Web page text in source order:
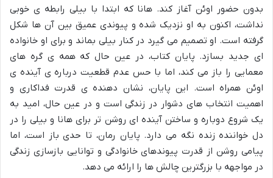
بدون حضور اوئن آغاز کند. هانا که ابتدا با بیلی رابطه ی خوبی
نداشت، اکنون به او نزدیک شده و پیوندی عمیق بین آن ها شکل
گرفته است. او تصمیم می گیرد در کنار بیلی بماند و برای او خانواده
ای جدید بسازد. پایان کتاب، در عین حال که همه ی گره های
معمایی را باز می کند، اما با حس عدم قطعیت درباره ی آینده ی
اوئن همراه است. این پایان، نشان دهنده ی قدرت فداکاری و
اهمیت انتخاب های دشوار در زندگی است و در عین حال، امید به
یک شروع دوباره و ساختن آینده ای روشن تر برای هانا و بیلی را در
دل خواننده زنده نگه می دارد. پایان رمان، تا حدی باز است، اما
پیامی روشن از قدرت پیوندهای خانوادگی و توانایی بازسازی زندگی
در مواجهه با بزرگترین چالش ها را ارائه می دهد.